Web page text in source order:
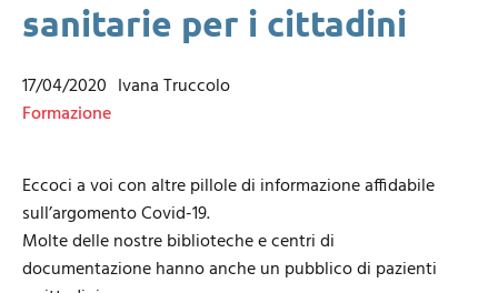
sanitarie per i cittadini
17/04/2020 Ivana Truccolo
Formazione
Eccoci a voi con altre pillole di informazione affidabile
sull’argomento Covid-19.
Molte delle nostre biblioteche e centri di
documentazione hanno anche un pubblico di pazienti